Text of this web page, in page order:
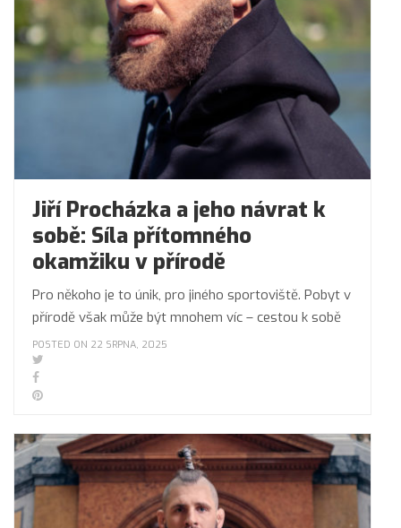
Jiří Procházka a jeho návrat k
sobě: Síla přítomného
okamžiku v přírodě
Pro někoho je to únik, pro jiného sportoviště. Pobyt v
přírodě však může být mnohem víc – cestou k sobě
POSTED ON 22 SRPNA, 2025